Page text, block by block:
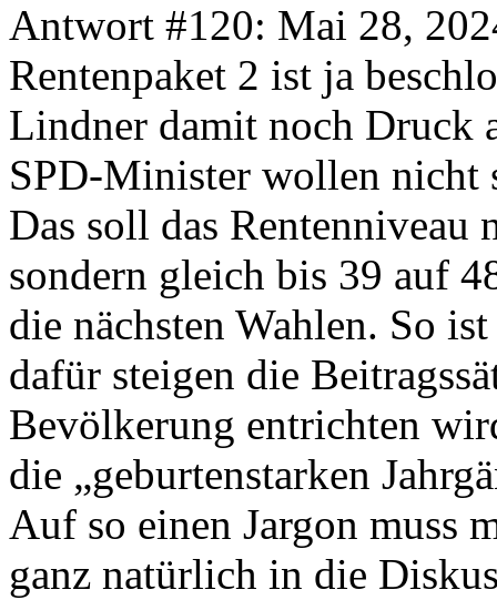
Antwort #120: Mai 28,
Rentenpaket 2 ist ja
Lindner damit noch Druck
SPD-Minister wollen nicht
Das soll das Rentenniveau
sondern gleich bis 39 auf
die nächsten Wahlen. So
dafür steigen die
Bevölkerung entrichten
die „geburtenstarken
Auf so einen Jargon muss
ganz natürlich in die